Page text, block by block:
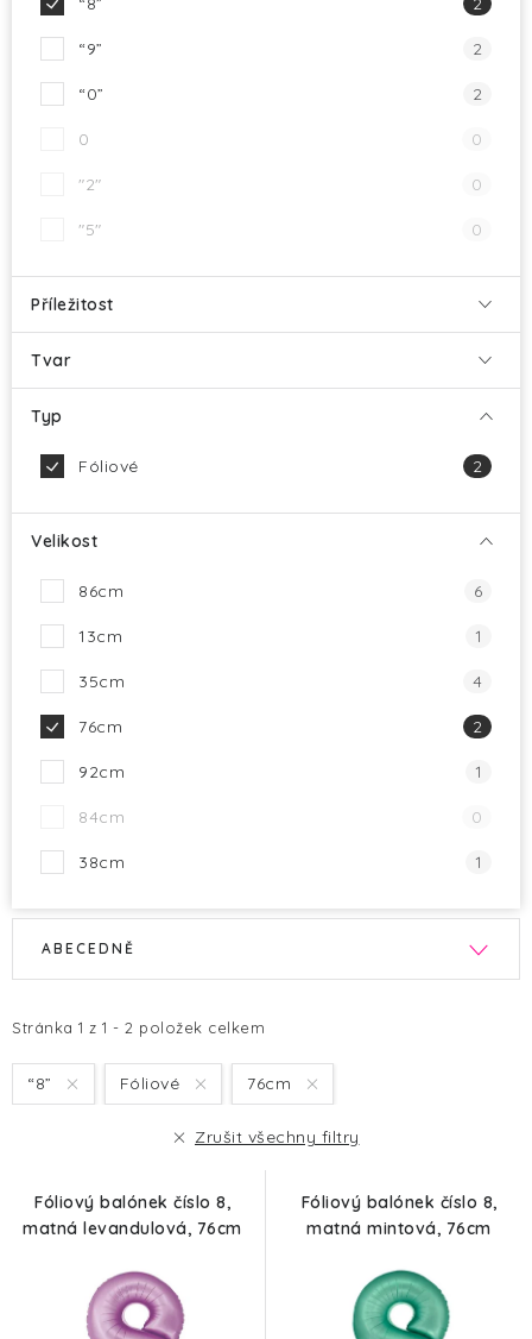
“9” 2
“0” 2
0 0
"2" 0
"5" 0
Příležitost
Tvar
Typ
Fóliové 2
Velikost
86cm 6
13cm 1
35cm 4
76cm 2
92cm 1
84cm 0
38cm 1
i
s
p
u
Stránka 1 z 1 - 2 položek celkem
e
n
í
d
ABECEDNĚ
“8” Fóliové 76cm
Zrušit všechny filtry
Fóliový balónek číslo 8,
matná levandulová, 76cm
Fóliový balónek číslo 8,
matná mintová, 76cm